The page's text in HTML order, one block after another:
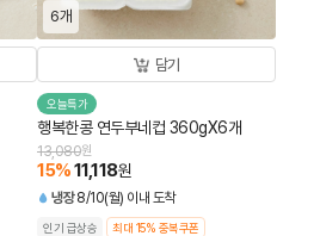
6개
담기
오늘특가
행복한콩 연두부네컵 360gX6개
13,080원
15%11,118원
냉장 8/10(월) 이내 도착
인기 급상승 최대 15% 중복쿠폰